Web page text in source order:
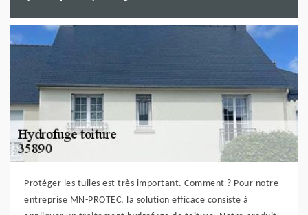
Protéger les tuiles est très important. Comment ? Pour notre
entreprise MN-PROTEC, la solution efficace consiste à